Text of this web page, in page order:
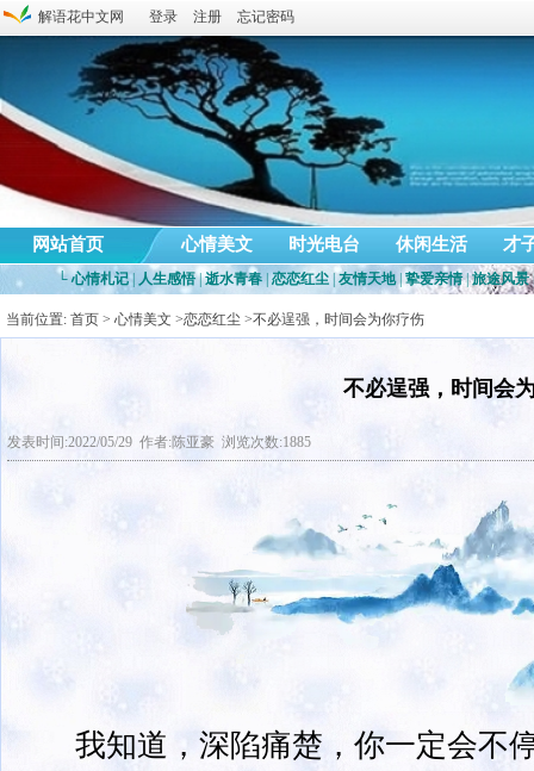
登录 注册 忘记密码
解语花中文网
心情美文 时光电台 休闲生活 才
网站首页
└心情札记 人生感悟 |逝水青春 恋恋红尘 友情天地 挚爱亲情 |旅途风景
当前位置: 首页 > 心情美文 >恋恋红尘 >不必逞强，时间会为你疗伤
不必逞强，时间会
发表时间:2022/05/29 作者:陈亚豪 浏览次数:1885
我知道，深陷痛楚，你一定会不